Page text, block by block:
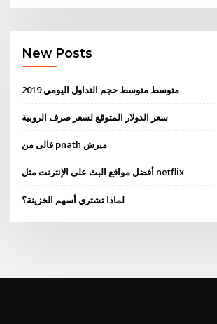
New Posts
متوسط ​​متوسط ​​حجم التداول اليومي 2019
سعر الدولار المتوقع لسعر صرف الروبية
فالى من pnath ميرش
أفضل مواقع البث على الإنترنت مثل netflix
لماذا تشتري أسهم الخزينة؟